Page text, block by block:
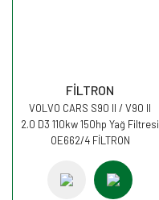
FİLTRON
VOLVO CARS S90 II / V90 II
2.0 D3 110kw 150hp Yağ Filtresi
OE662/4 FİLTRON